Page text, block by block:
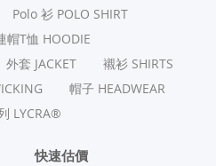
Polo 衫 POLO SHIRT
帽T恤 HOODIE
外套 JACKET
襯衫 SHIRTS
帽子 HEADWEAR
LYCRA®
快速估價